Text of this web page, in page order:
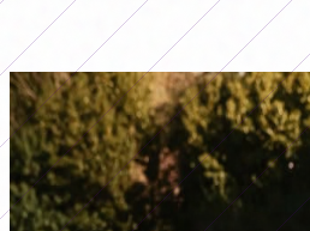
que Real Pilar goleó 9-1 a
quedó libre Tigre.